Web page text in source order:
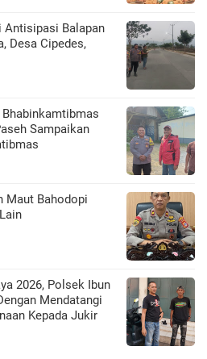
Antisipasi Balapan
Desa Cipedes,
Sampaikan
Maut Bahodopi
2026, Polsek Ibun
Mendatangi
Kepada Jukir